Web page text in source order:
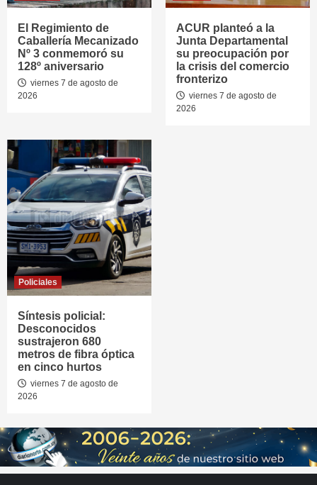
El Regimiento de
Caballería Mecanizado
Nº 3 conmemoró su
128º aniversario
viernes 7 de agosto de
2026
ACUR planteó a la
Junta Departamental
su preocupación por
la crisis del comercio
fronterizo
viernes 7 de agosto de
2026
Policiales
Síntesis policial:
Desconocidos
sustrajeron 680
metros de fibra óptica
en cinco hurtos
viernes 7 de agosto de
2026